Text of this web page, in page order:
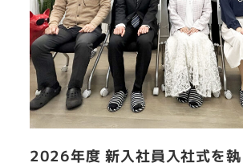
2026年度 新入社員入社式を